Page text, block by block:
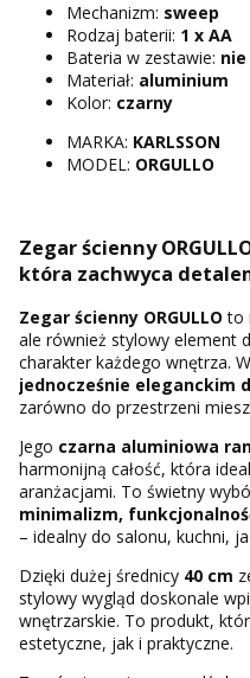
Mechanizm: sweep
Rodzaj baterii: 1 x AA
Bateria w zestawie: nie
Materiał: aluminium
Kolor: czarny
MARKA: KARLSSON
MODEL: ORGULLO
Zegar ścienny
która zachwyca
Zegar ścienny ORGULLO to
ale również stylowy element
charakter każdego wnętrza.
jednocześnie eleganckim
zarówno do przestrzeni
Jego czarna aluminiowa
harmonijną całość, która
aranżacjami. To świetny
minimalizm,
– idealny do salonu, kuchni,
Dzięki dużej średnicy 40 cm
stylowy wygląd doskonale
wnętrzarskie. To produkt,
estetyczne, jak i praktyczne.